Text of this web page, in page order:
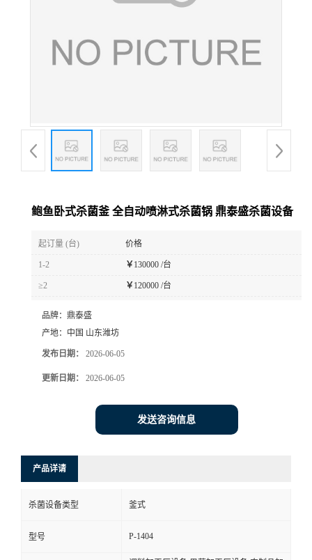
鲍鱼卧式杀菌釜 全自动喷淋式杀菌锅 鼎泰盛杀菌设备
起订量 (台) 价格
1-2 ￥ 130000 /台
≥2 ￥ 120000 /台
品牌： 鼎泰盛
产地： 中国 山东潍坊
发布日期： 2026-06-05
更新日期： 2026-06-05
发送咨询信息
产品详请
杀菌设备类型 釜式
型号 P-1404